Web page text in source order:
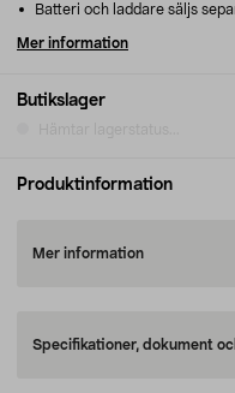
Butikslager
Batteri och laddare säljs
Mer information
Produktinformation
Mer information
Specifikationer, dokument